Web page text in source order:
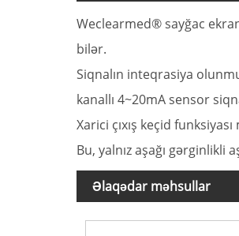
Weclearmed® sayğac
bilər.
Siqnalın inteqrasiya
kanallı 4~20mA sensor
Xarici çıxış keçid
Bu, yalnız aşağı gərginlikli
Əlaqədar məhsullar